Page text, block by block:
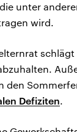
unter
wird.
schlägt
den
Defiziten.